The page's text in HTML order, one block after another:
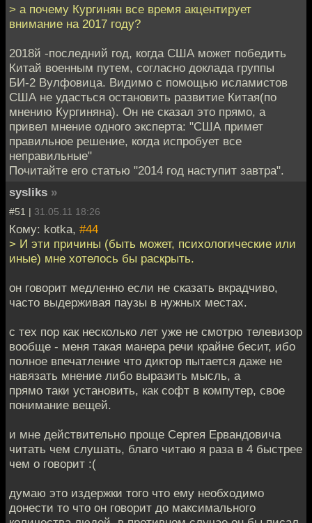
> а почему Кургинян все время акцентирует
внимание на 2017 году?
2018й -последний год, когда США может победить
Китай военным путем, согласно доклада группы
БИ-2 Вулфовица. Видимо с помощью исламистов
США не удасться остановить развитие Китая(по
мнению Кургиняна). Он не сказал это прямо, а
привел мнение одного эксперта: "США примет
правильное решение, когда испробует все
неправильные"
Почитайте его статью "2014 год наступит завтра".
sysliks »
#51 | 31.05.11 18:26
Кому: kotka, #44
> И эти причины (быть может, психологические или
иные) мне хотелось бы раскрыть.
он говорит медленно если не сказать вкрадчиво,
часто выдерживая паузы в нужных местах.
с тех пор как несколько лет уже не смотрю телевизор
вообще - меня такая манера речи крайне бесит, ибо
полное впечатление что диктор пытается даже не
навязать мнение либо выразить мысль, а
прямо таки установить, как софт в компутер, свое
понимание вещей.
и мне действительно проще Сергея Ервандовича
читать чем слушать, благо читаю я раза в 4 быстрее
чем о говорит :(
думаю это издержки того что ему необходимо
донести то что он говорит до максимального